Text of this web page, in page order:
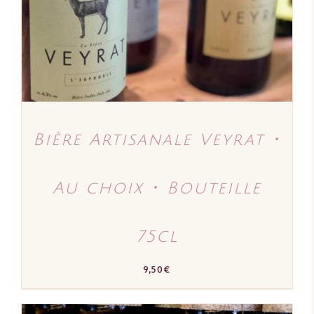
CHOISIES
LA
PAGE
Bière Artisanale Veyrat ･
Au choix ･ Bouteille
75cl
9,50€